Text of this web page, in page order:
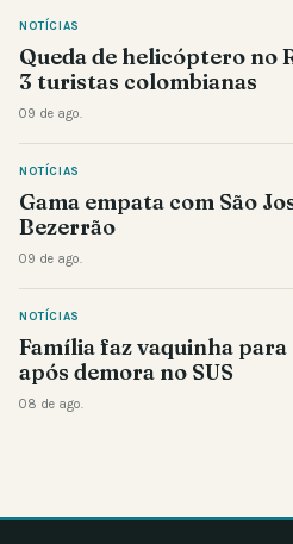
NOTÍCIAS
Queda de helicóptero no
3 turistas colombianas
09 de ago.
NOTÍCIAS
Gama empata com São
Bezerrão
09 de ago.
NOTÍCIAS
Família faz vaquinha para
após demora no SUS
08 de ago.